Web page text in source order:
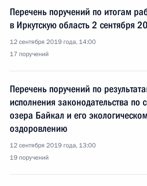
Перечень поручений по итогам
в Иркутскую область 2 сентября
12 сентября 2019 года, 14:00
17 поручений
Перечень поручений по
исполнения законодательства по
озера Байкал и его
оздоровлению
12 сентября 2019 года, 13:00
19 поручений